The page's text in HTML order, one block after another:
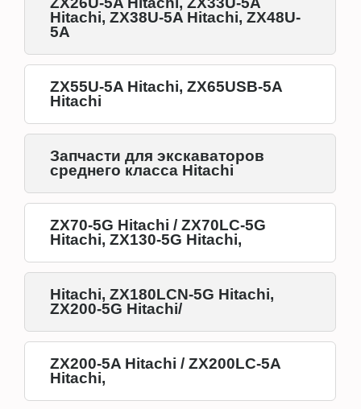
Hitachi, ZX38U-5A Hitachi, ZX48U-
5A
ZX55U-5A Hitachi, ZX65USB-5A
Hitachi
Запчасти для экскаваторов
среднего класса Hitachi
ZX70-5G Hitachi / ZX70LC-5G
Hitachi, ZX130-5G Hitachi,
Hitachi, ZX180LCN-5G Hitachi,
ZX200-5G Hitachi/
ZX200-5A Hitachi / ZX200LC-5A
Hitachi,